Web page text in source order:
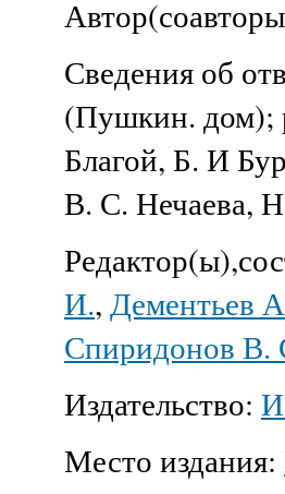
Сведения об
(Пушкин. дом);
Благой, Б. И
В. С. Нечаева,
И., Дементьев
Спиридонов В.
Издательство:
Место издания: